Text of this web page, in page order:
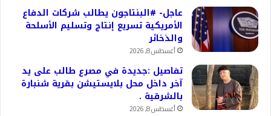
عاجل- #البنتاجون يطالب شركات الدفاع
الأمريكية تسريع إنتاج وتسليم الأسلحة
والذخائر
أغسطس 8, 2026
تفاصيل :جديدة في مصرع طالب على يد
آخر داخل محل بلايستيشن بقرية شنبارة
بالشرقية .
أغسطس 8, 2026